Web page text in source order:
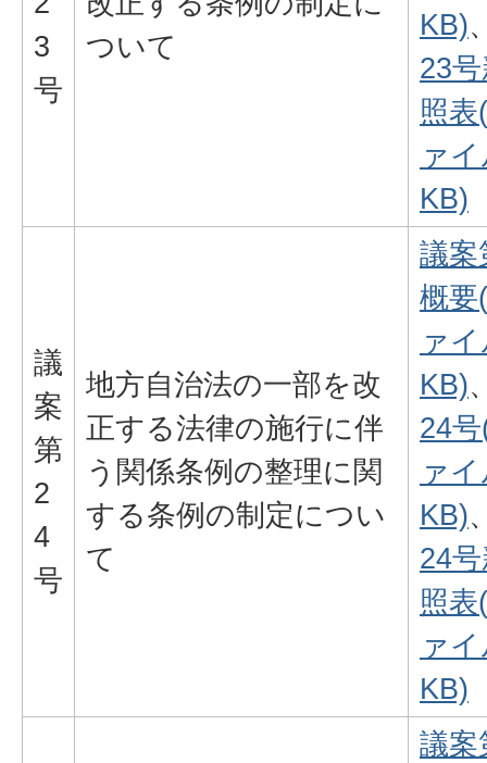
3
号
ついて
KB)
23
照
ァ
KB)
議
案
第
2
4
号
地方自治法の一部を改
正する法律の施行に伴
う関係条例の整理に関
する条例の制定につい
て
議案
概要
ァ
KB)
24
ァ
KB)
24
照
ァ
KB)
議案